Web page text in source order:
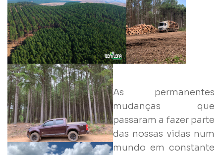
As permanentes
mudanças que
passaram a fazer parte
das nossas vidas num
mundo em constante